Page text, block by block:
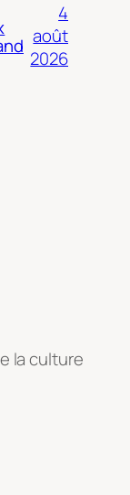
4
août
2026
la culture